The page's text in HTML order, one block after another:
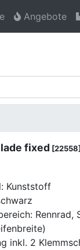
Angebote
fixed [22558]
Kunststoff
Rennrad,
inkl. 2